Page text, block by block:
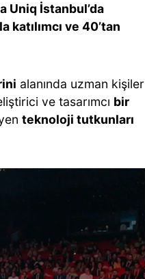
Uniq İstanbul’da
katılımcı ve 40’tan
alanında uzman kişiler
ve tasarımcı bir
teknoloji tutkunları